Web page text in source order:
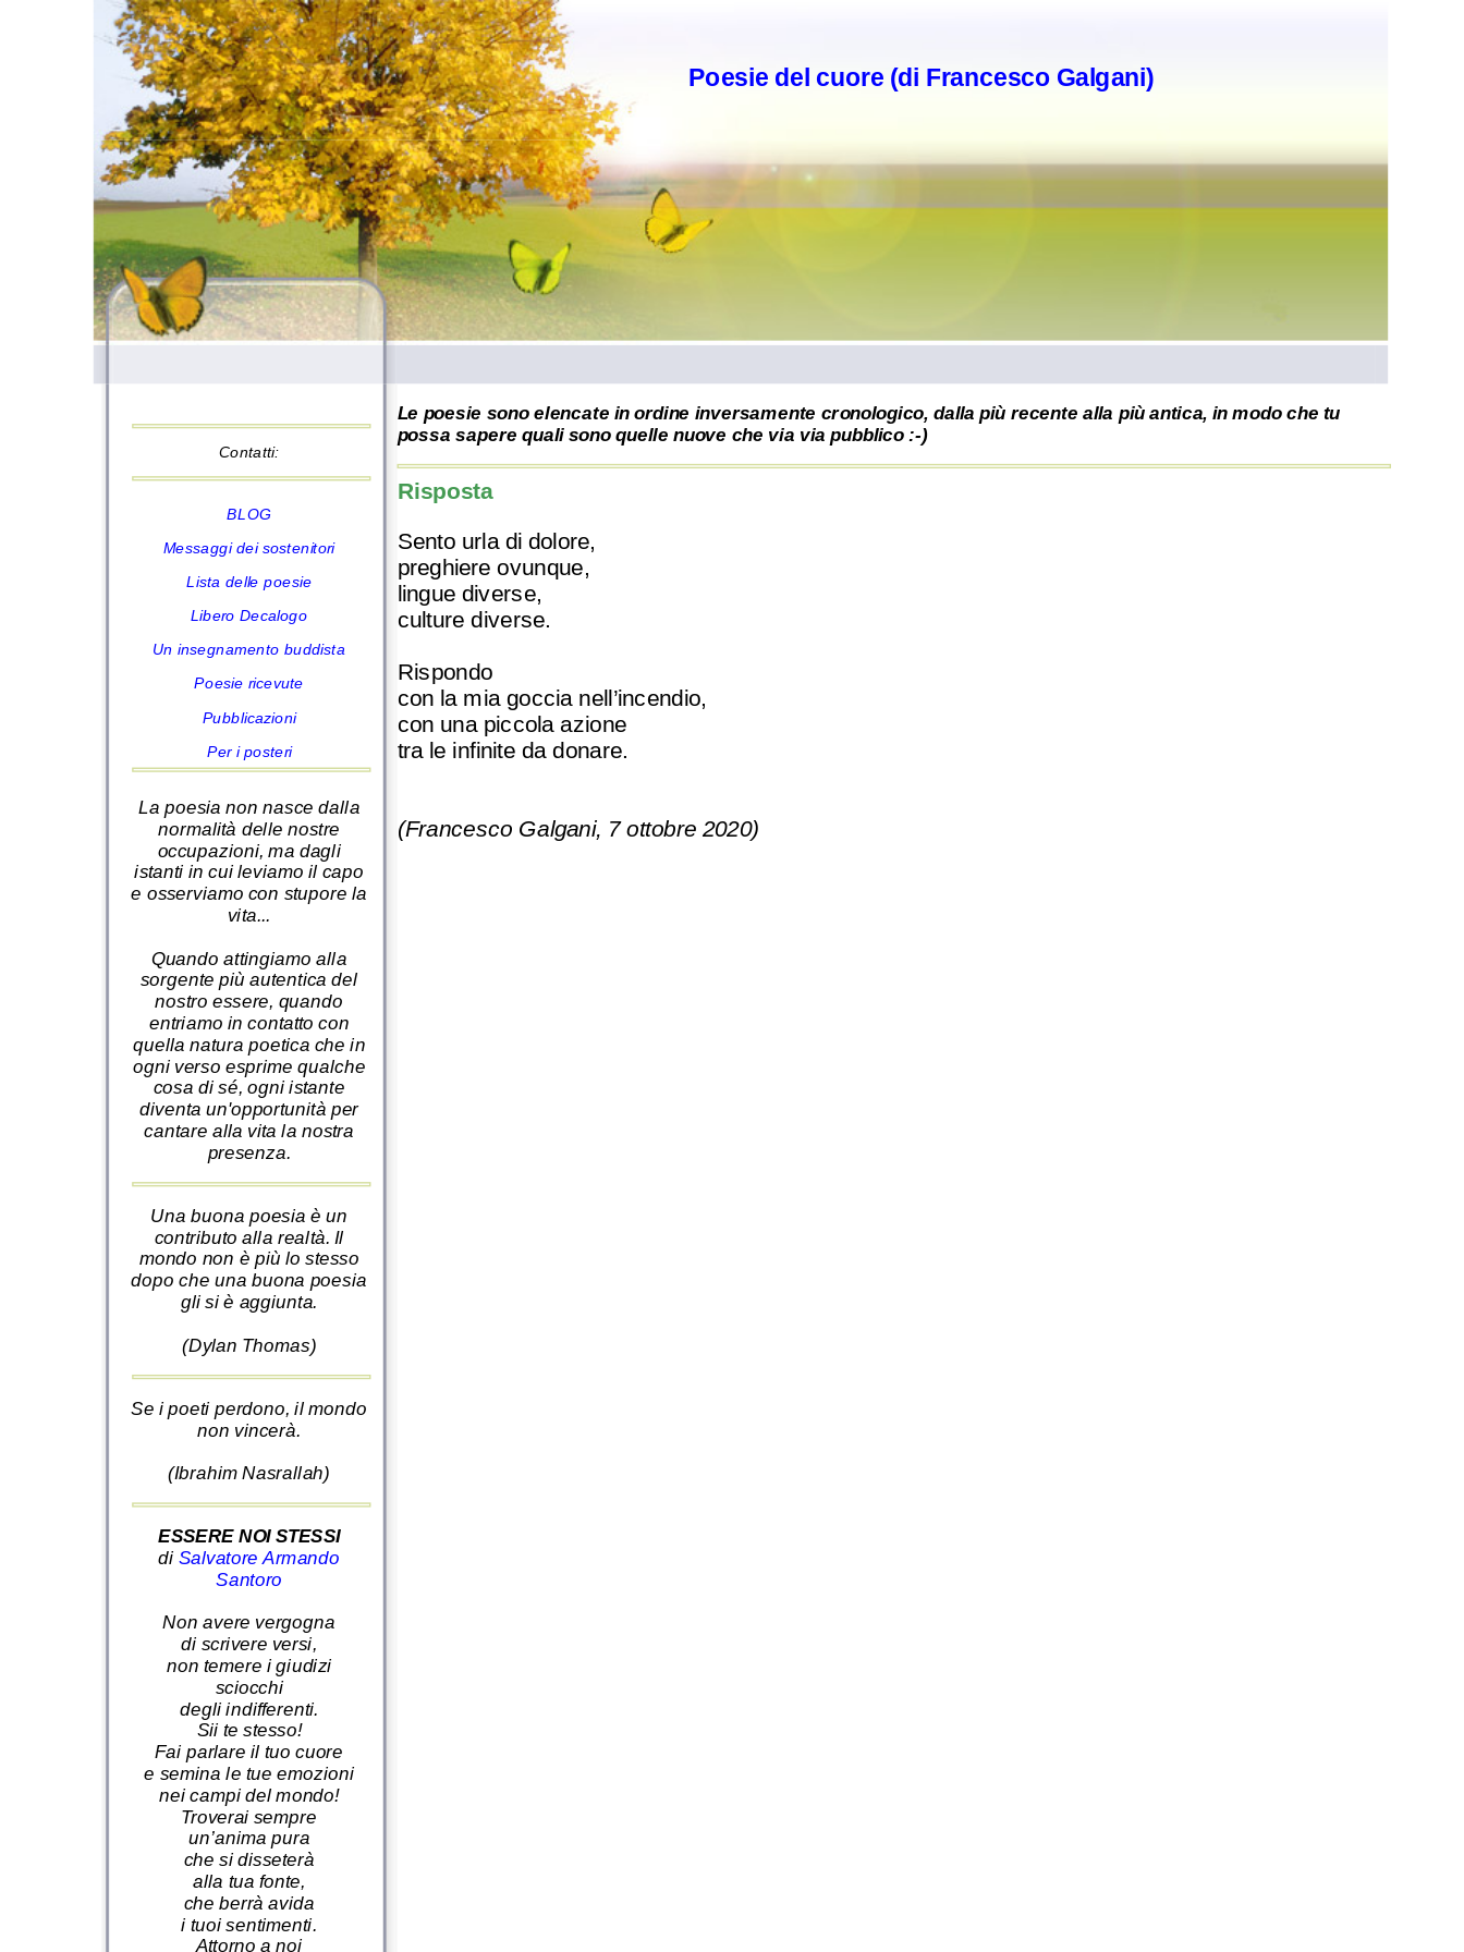
Poesie del cuore (di Francesco Galgani)
Contatti:
BLOG
Messaggi dei sostenitori
Lista delle poesie
Libero Decalogo
Un insegnamento buddista
Poesie ricevute
Pubblicazioni
Per i posteri
La poesia non nasce dalla
normalità delle nostre
occupazioni, ma dagli
istanti in cui leviamo il capo
e osserviamo con stupore la
vita...
Quando attingiamo alla
sorgente più autentica del
nostro essere, quando
entriamo in contatto con
quella natura poetica che in
ogni verso esprime qualche
cosa di sé, ogni istante
diventa un'opportunità per
cantare alla vita la nostra
presenza.
Una buona poesia è un
contributo alla realtà. Il
mondo non è più lo stesso
dopo che una buona poesia
gli si è aggiunta.
(Dylan Thomas)
Se i poeti perdono, il mondo
non vincerà.
(Ibrahim Nasrallah)
ESSERE NOI STESSI
di Salvatore Armando
Santoro
Non avere vergogna
di scrivere versi,
non temere i giudizi
sciocchi
degli indifferenti.
Sii te stesso!
Fai parlare il tuo cuore
e semina le tue emozioni
nei campi del mondo!
Troverai sempre
un’anima pura
che si disseterà
alla tua fonte,
che berrà avida
i tuoi sentimenti.
Attorno a noi
Le poesie sono elencate in ordine inversamente cronologico, dalla più recente alla più antica, in modo che tu
possa sapere quali sono quelle nuove che via via pubblico :-)
Risposta
Sento urla di dolore,
preghiere ovunque,
lingue diverse,
culture diverse.
Rispondo
con la mia goccia nell’incendio,
con una piccola azione
tra le infinite da donare.
(Francesco Galgani, 7 ottobre 2020)